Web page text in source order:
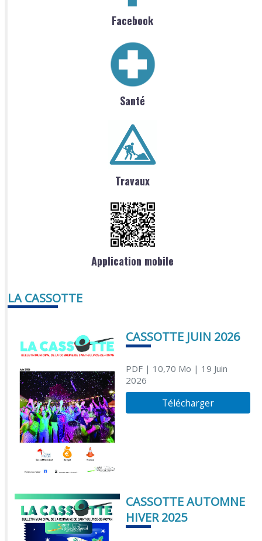
Facebook
Santé
Travaux
Application mobile
LA CASSOTTE
CASSOTTE JUIN 2026
PDF| 10,70 Mo | 19 Juin
2026
Télécharger
CASSOTTE AUTOMNE
HIVER 2025